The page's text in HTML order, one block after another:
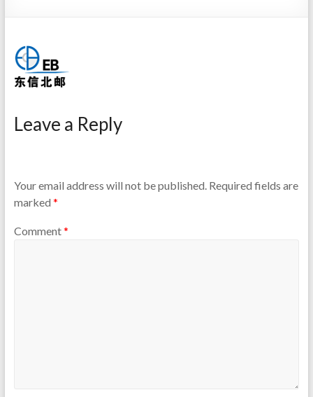
Leave a Reply
Your email address will not be published. Required fields are
marked *
Comment*